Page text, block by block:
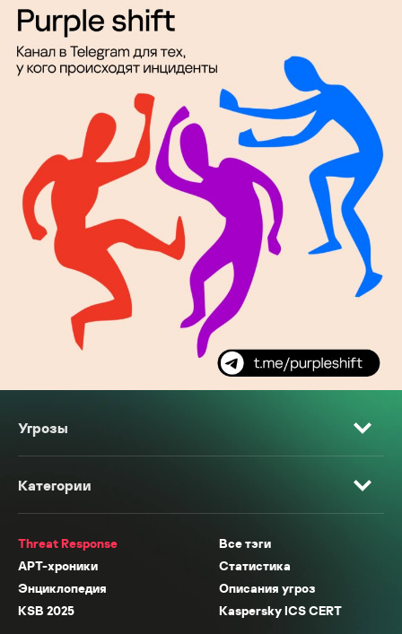
Угрозы
Категории
Threat Response
Все тэги
APT-хроники
Статистика
Энциклопедия
Описания угроз
KSB 2025
Kaspersky ICS CERT